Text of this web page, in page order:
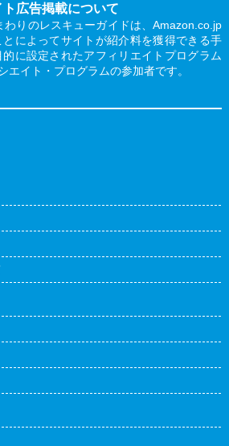
広告掲載について
わりのレスキューガイドは、Amazon.co.jp
によってサイトが紹介料を獲得できる手
に設定されたアフィリエイトプログラム
エイト・プログラムの参加者です。